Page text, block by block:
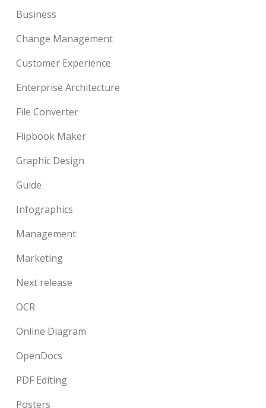
Business
Change Management
Customer Experience
Enterprise Architecture
File Converter
Flipbook Maker
Graphic Design
Guide
Infographics
Management
Marketing
Next release
OCR
Online Diagram
OpenDocs
PDF Editing
Posters